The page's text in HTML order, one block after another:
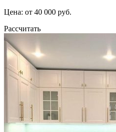
Цена: от 40 000 руб.
Рассчитать